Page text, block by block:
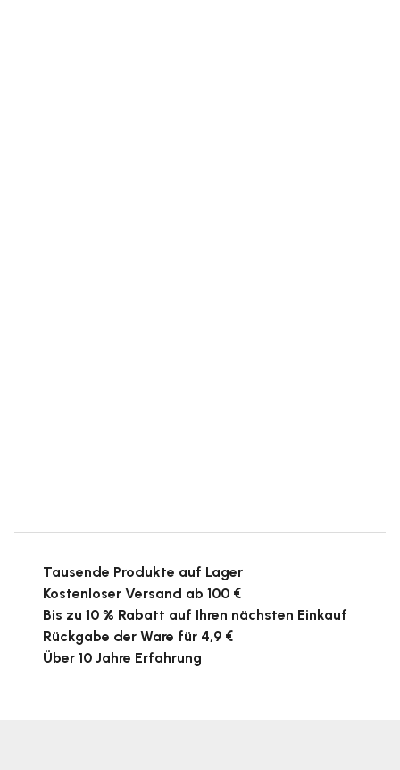
Tausende Produkte auf Lager
Kostenloser Versand ab 100 €
Bis zu 10 % Rabatt auf Ihren nächsten Einkauf
Rückgabe der Ware für 4,9 €
Über 10 Jahre Erfahrung